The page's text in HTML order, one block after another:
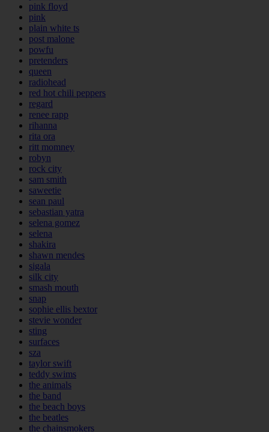
pink floyd
pink
plain white ts
post malone
powfu
pretenders
queen
radiohead
red hot chili peppers
regard
renee rapp
rihanna
rita ora
ritt momney
robyn
rock city
sam smith
saweetie
sean paul
sebastian yatra
selena gomez
selena
shakira
shawn mendes
sigala
silk city
smash mouth
snap
sophie ellis bextor
stevie wonder
sting
surfaces
sza
taylor swift
teddy swims
the animals
the band
the beach boys
the beatles
the chainsmokers